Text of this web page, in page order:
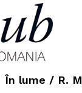
În lume / R.